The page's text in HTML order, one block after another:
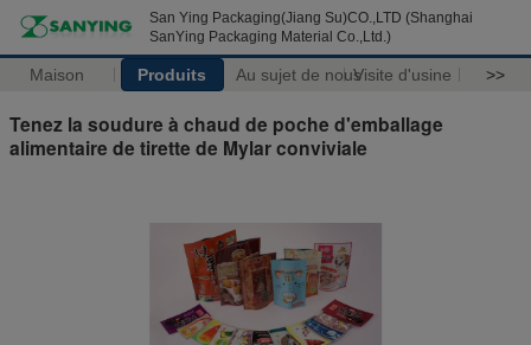
San Ying Packaging(Jiang Su)CO.,LTD (Shanghai
SanYing Packaging Material Co.,Ltd.)
Maison Produits Au sujet de nousVisite d'usine >>
Tenez la soudure à chaud de poche d'emballage
alimentaire de tirette de Mylar conviviale